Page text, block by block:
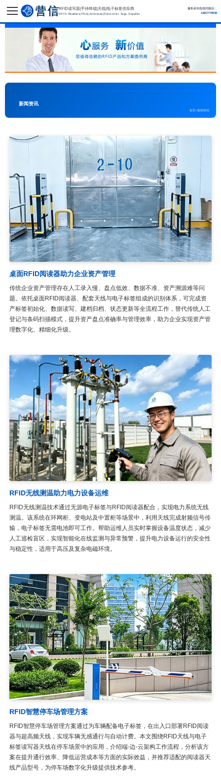
RFID读写器|手持终端|天线|电子标签供应商
RFID Readers|PDA|Antennas|Electronic Tags Supplier
服务咨询直线同微信：
13817779536
新闻资讯
首页 >新闻资讯
桌面RFID阅读器助力企业资产管理
传统企业资产管理存在人工录入慢、盘点低效、数据不准、资产溯源难等问
题。依托桌面RFID阅读器、配套天线与电子标签组成的识别体系，可完成资
产标签初始化、数据读写、建档归档、状态更新等全流程工作，替代传统人工
登记与条码扫描模式，提升资产盘点准确率与管理效率，助力企业实现资产管
理数字化、精细化升级。
RFID无线测温助力电力设备运维
RFID无线测温技术通过无源电子标签与RFID阅读器配合，实现电力系统无线
测温。该系统在环网柜、变电站及中置柜等场景中，利用天线完成射频信号传
输，电子标签无需电池即可工作。帮助运维人员实时掌握设备温度状态，减少
人工巡检盲区，实现智能化在线监测与异常预警，提升电力设备运行的安全性
与稳定性，适用于高压及复杂电磁环境。
RFID智慧停车场管理方案
RFID智慧停车场管理方案通过为车辆配备电子标签，在出入口部署RFID阅读
器与超高频天线，实现车辆无感通行与自动计费。本文围绕RFID天线与电子
标签读写器天线在停车场景中的应用，介绍端-边-云架构工作流程，分析该方
案在提升通行效率、降低运营成本等方面的实际效益，并推荐适配的阅读器天
线产品型号，为停车场数字化升级提供技术参考。